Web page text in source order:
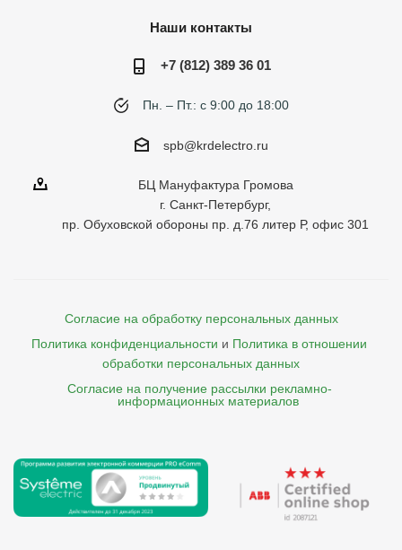
Наши контакты
+7 (812) 389 36 01
Пн. – Пт.: с 9:00 до 18:00
spb@krdelectro.ru
БЦ Мануфактура Громова
г. Санкт-Петербург,
пр. Обуховской обороны пр. д.76 литер Р, офис 301
Согласие на обработку персональных данных
Политика конфиденциальности и Политика в отношении
обработки персональных данных
Согласие на получение рассылки рекламно-
    информационных материалов